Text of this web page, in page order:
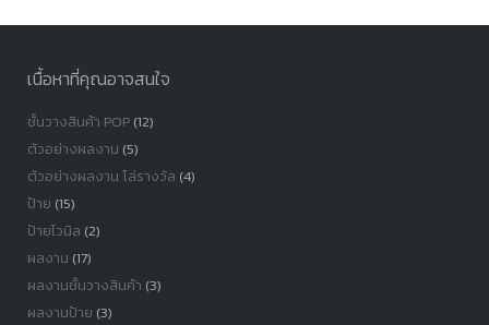
เนื้อหาที่คุณอาจสนใจ
ชั้นวางสินค้า POP(12)
ตัวอย่างผลงาน (5)
ตัวอย่างผลงาน โล่รางวัล (4)
ป้าย (15)
ป้ายไวนิล (2)
ผลงาน (17)
ผลงานชั้นวางสินค้า (3)
ผลงานป้าย (3)